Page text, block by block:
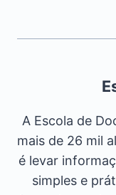
A Escola de
mais de 26 mil
é levar
simples e